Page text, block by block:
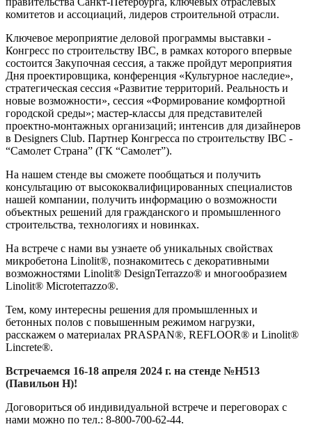
комитетов и ассоциаций, лидеров строительной отрасли.
Ключевое мероприятие деловой программы выставки -
Конгресс по строительству IBC, в рамках которого впервые
состоится Закупочная сессия, а также пройдут мероприятия
Дня проектировщика, конференция «Культурное наследие»,
стратегическая сессия «Развитие территорий. Реальность и
новые возможности», сессия «Формирование комфортной
городской среды»; мастер-классы для представителей
проектно-монтажных организаций; интенсив для дизайнеров
в Designers Club. Партнер Конгресса по строительству IBC -
“Самолет Страна” (ГК “Самолет”).
На нашем стенде вы сможете пообщаться и получить
консультацию от высококвалифицированных специалистов
нашей компании, получить информацию о возможности
объектных решений для гражданского и промышленного
строительства, технологиях и новинках.
На встрече с нами вы узнаете об уникальных свойствах
микробетона Linolit®, познакомитесь с декоративными
возможностями Linolit® DesignTerrazzo® и многообразием
Linolit® Microterrazzo®.
Тем, кому интересны решения для промышленных и
бетонных полов с повышенным режимом нагрузки,
расскажем о материалах PRASPAN®, REFLOOR® и Linolit®
Lincrete®.
Встречаемся 16-18 апреля 2024 г. на стенде №H513
(Павильон Н)!
Договориться об индивидуальной встрече и переговорах с
нами можно по тел.: 8-800-700-62-44.